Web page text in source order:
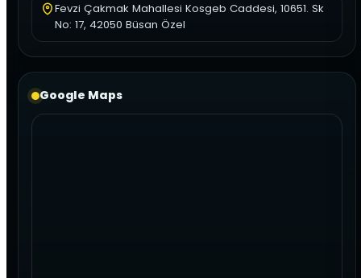
Fevzi Çakmak Mahallesi Kosgeb Caddesi, 10651. Sk
No: 17, 42050 Büsan Özel
Google Maps